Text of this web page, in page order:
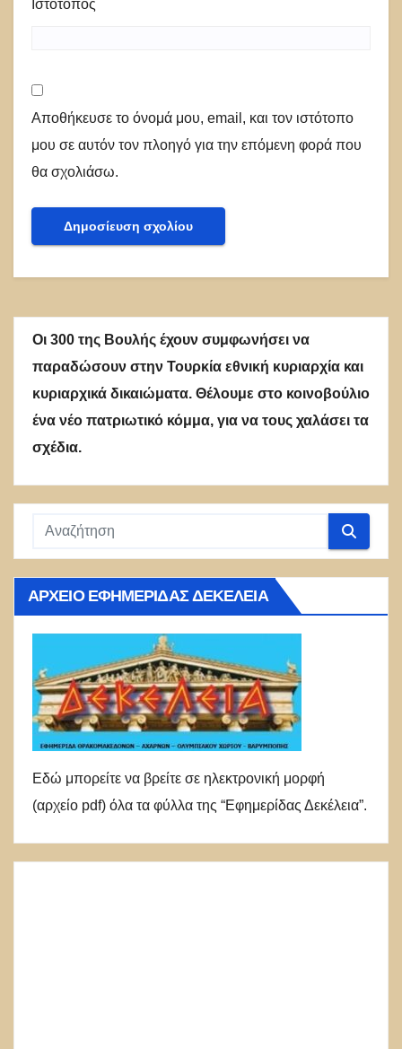
Ιστότοπος
Αποθήκευσε το όνομά μου, email, και τον ιστότοπο
μου σε αυτόν τον πλοηγό για την επόμενη φορά που
θα σχολιάσω.
Οι 300 της Βουλής έχουν συμφωνήσει να
παραδώσουν στην Τουρκία εθνική κυριαρχία και
κυριαρχικά δικαιώματα. Θέλουμε στο κοινοβούλιο
ένα νέο πατριωτικό κόμμα, για να τους χαλάσει τα
σχέδια.
ΑΡΧΕΊΟ ΕΦΗΜΕΡΊΔΑΣ ΔΕΚΈΛΕΙΑ
Εδώ μπορείτε να βρείτε σε ηλεκτρονική μορφή
(αρχείο pdf) όλα τα φύλλα της “Εφημερίδας Δεκέλεια”.